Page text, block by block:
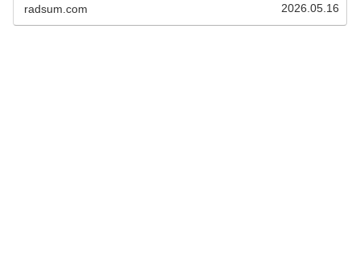
radsum.com 2026.05.16